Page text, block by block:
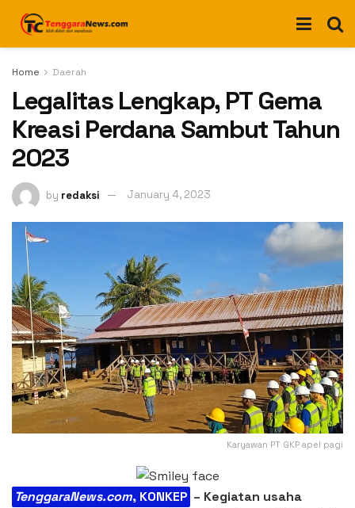
Home Daerah
Legalitas Lengkap, PT Gema
Kreasi Perdana Sambut Tahun
2023
by redaksi January 4, 2023
Karyawan PT GKP apel pagi
TenggaraNews.com, KONKEP – Kegiatan usaha